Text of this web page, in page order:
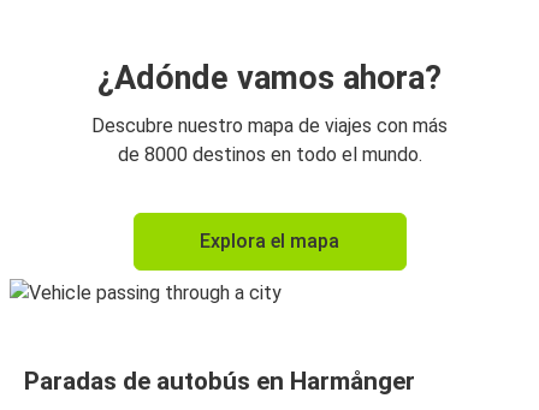
¿Adónde vamos ahora?
Descubre nuestro mapa de viajes con más
de 8000 destinos en todo el mundo.
Explora el mapa
Paradas de autobús en Harmånger